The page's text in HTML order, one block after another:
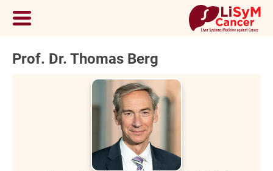
Prof. Dr. Thomas Berg